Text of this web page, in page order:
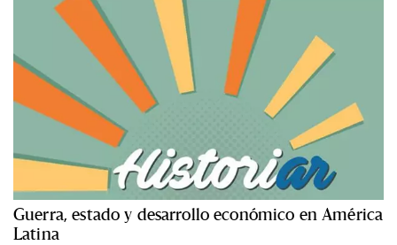
Guerra, estado y desarrollo económico en América
Latina